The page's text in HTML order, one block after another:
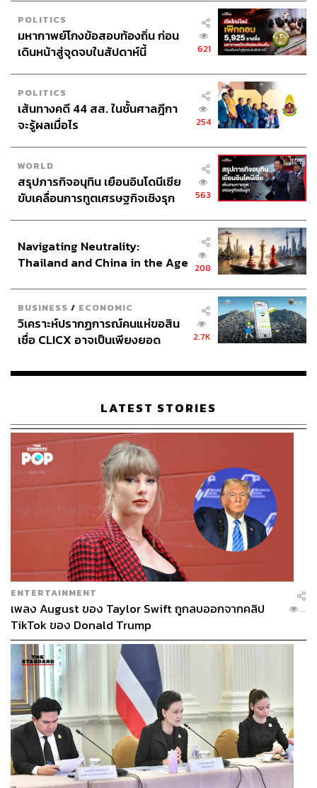
เหมือนเป็นโอกาสสุดท้ายที่ท่านประธานมอบให้ แล้วหน่วย
งานนี้เต็มไปด้วยคนติงต๊องที่มารวมความคิดกัน ผมคิดว่าจุด
เด่นของซิตคอมเรื่องนี้คือหลายๆ อย่างเป็นสิ่งที่เคยเกิดขึ้นจริง
ใน YG มาก่อน ซึ่งบางเรื่องผมก็ไม่ค่อยสบายใจว่ามันควรจะ
เปิดเผยไหม ซึ่งครั้งนี้ทุกคนจะได้รู้
ปาร์คจุนซู:ตัวผมเองเคยทำรายการที่เป็นเรื่องตลกดาร์กๆ อยู่
หลายครั้ง ครั้งนี้ได้ซึงรีมาเป็นพระเอก ตอนแรกตำแหน่งนี้
พระเอกต้องเป็นประธานยาง แต่ท่านปฏิเสธเด็ดขาด ท่านเลย
แนะนำซึงรีที่มีความคล้ายประธานที่สุด
ซึงรี:ผมว่าไม่นะ สมาชิก BIGBANG หลายคนที่เหมือน
นอกจากเป็นเรื่องจริงในบริษัท อยากรู้ว่าคาแรกเตอร์ในเรื่อง
คือตัวตนจริงๆของคุณด้วยหรือเปล่า
บางเรื่องหลายคนน่าจะจำได้ อย่างการลาออกของศิลปินที่
หมดสัญญา ข่าวฉาวของศิลปิน รวมถึงเรื่องเกี่ยวกับตัวผม
ด้วย ผมยังปรึกษากับโปรดิวเซอร์ปาร์ค เขาก็บอกว่าถ้าเป็น
เรื่องจริงและมีคนรู้ ทำไมเราจะถ่ายทอดออกมาไม่ได้
คนดู แม้ว่ามันจะเป็นเรื่องเซนสิทีฟ แต่ก็จะทำให้คนดูได้เห็น
เสน่ห์ของผม และกลายเป็นความประทับใจได้ นี่เป็นเหตุผลที่
ทำให้ผมตัดสินใจรับงานนี้
ปาร์คจุนซู:
เรื่องที่เกิดขึ้นในบริษัท ประธานยางอนุญาตให้
ทำได้ครับ ตอนแรกที่ผมเสนอไปก็ยังคิดว่าอาจจะโดนไล่ออก
จากบริษัทหรือเปล่า แต่ผมก็ขอบคุณที่ให้ผมได้ทำงานนี้ รวม
ถึงหลายๆ ฉากที่ท่านเห็นแล้วอาจจะอยากด่าผมก็ได้
การถ่ายทำซิตคอม YG FSO มีอุปสรรคอะไรบ้าง
ปาร์คจุนซู:ขั้นตอนการถ่ายรายการนี้ใช้เวลานานกว่าทุก
POLITICS
มหากาพย์โกงข้อสอบท้องถิ่น ก่อน
เดินหน้าสู่จุดจบในสัปดาห์นี้
621
POLITICS
เส้นทางคดี 44 สส. ในชั้นศาลฎีกา
จะรู้ผลเมื่อไร
254
WORLD
สรุปภารกิจอนุทิน เยือนอินโดนีเซีย
ขับเคลื่อนการทูตเศรษฐกิจเชิงรุก
563
Navigating Neutrality:
Thailand and China in the Age
208
BUSINESS / ECONOMIC
วิเคราะห์ปรากฏการณ์คนแห่ขอสิน
เชื่อ CLICX อาจเป็นเพียงยอด
เรือนไทยที่ถูกซุกไว้
2.7K
LATEST STORIES
ENTERTAINMENT
เพลง August ของ Taylor Swift ถูกลบออกจากคลิป
TikTok ของ Donald Trump
...